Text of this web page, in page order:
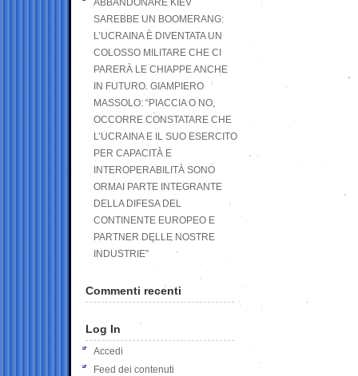
ABBANDONARE KIEV
SAREBBE UN BOOMERANG:
L’UCRAINA È DIVENTATA UN
COLOSSO MILITARE CHE CI
PARERÀ LE CHIAPPE ANCHE
IN FUTURO. GIAMPIERO
MASSOLO: “PIACCIA O NO,
OCCORRE CONSTATARE CHE
L’UCRAINA E IL SUO ESERCITO
PER CAPACITÀ E
INTEROPERABILITÀ SONO
ORMAI PARTE INTEGRANTE
DELLA DIFESA DEL
CONTINENTE EUROPEO E
PARTNER DELLE NOSTRE
INDUSTRIE”
Commenti recenti
Log In
Accedi
Feed dei contenuti